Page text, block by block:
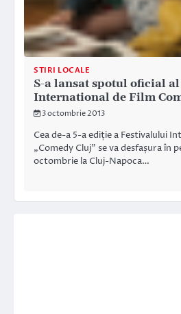
STIRI LOCALE
S-a lansat spotul oficial
International de Film
3 octombrie 2013
Cea de-a 5-a ediție a Festivalului
„Comedy Cluj” se va desfașura în
octombrie la Cluj-Napoca…